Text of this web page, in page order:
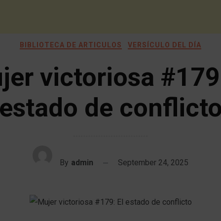
BIBLIOTECA DE ARTICULOS VERSÍCULO DEL DÍA
victoriosa
de
By admin September 24, 2025